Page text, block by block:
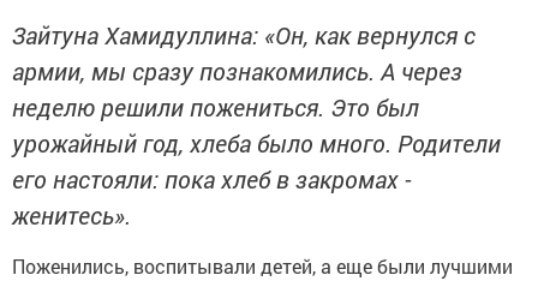
Зайтуна Хамидуллина: «Он, как вернулся с
армии, мы сразу познакомились. А через
неделю решили пожениться. Это был
урожайный год, хлеба было много. Родители
его настояли: пока хлеб в закромах -
женитесь».
Поженились, воспитывали детей, а еще были лучшими